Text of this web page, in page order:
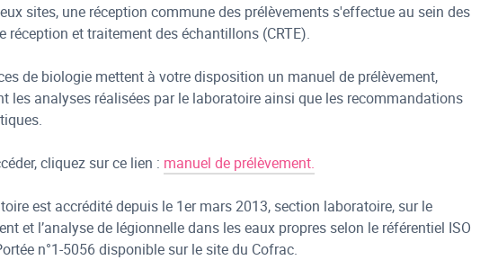
sites, une réception commune des prélèvements s'effectue au sein des
réception et traitement des échantillons (CRTE).
de biologie mettent à votre disposition un manuel de prélèvement,
les analyses réalisées par le laboratoire ainsi que les recommandations
cliquez sur ce lien : manuel de prélèvement.
est accrédité depuis le 1er mars 2013, section laboratoire, sur le
et l’analyse de légionnelle dans les eaux propres selon le référentiel ISO
n°1-5056 disponible sur le site du Cofrac.